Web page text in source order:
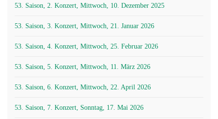
53. Saison, 2. Konzert, Mittwoch, 10. Dezember 2025
53. Saison, 3. Konzert, Mittwoch, 21. Januar 2026
53. Saison, 4. Konzert, Mittwoch, 25. Februar 2026
53. Saison, 5. Konzert, Mittwoch, 11. März 2026
53. Saison, 6. Konzert, Mittwoch, 22. April 2026
53. Saison, 7. Konzert, Sonntag, 17. Mai 2026